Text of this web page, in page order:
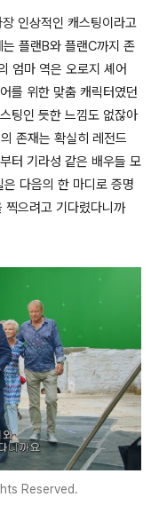
인상적인 캐스팅이라고
플랜B와 플랜C까지 존
엄마 역은 오로지 셰어
를 위한 맞춤 캐릭터였던
팅인 듯한 느낌도 없잖아
존재는 확실히 레전드
터 기라성 같은 배우들 모
다음의 한 마디로 증명
찍으려고 기다렸다니까
Reserved.